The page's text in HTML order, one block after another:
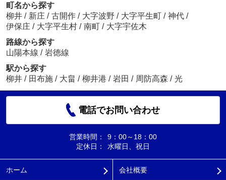
町名から探す
柳井 / 新庄 / 古開作 / 大字波野 / 大字平生町 / 神代 /
伊保庄 / 大字平生村 / 南町 / 大字宇佐木
路線から探す
山陽本線 / 岩徳線
駅から探す
柳井 / 田布施 / 大畠 / 柳井港 / 岩田 / 周防高森 / 光
電話でお問い合わせ
営業時間：
9：00～18：00
定休日：
水曜日、祝日
ホーム 会社概要